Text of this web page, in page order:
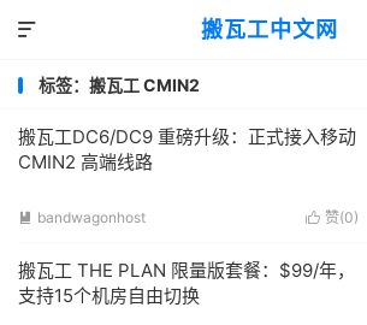
搬瓦工中文网

标签：搬瓦工 CMIN2
搬瓦工DC6/DC9 重磅升级：正式接入移动
CMIN2 高端线路
 赞(0)
 bandwagonhost
搬瓦工 THE PLAN 限量版套餐：$99/年，
支持15个机房自由切换